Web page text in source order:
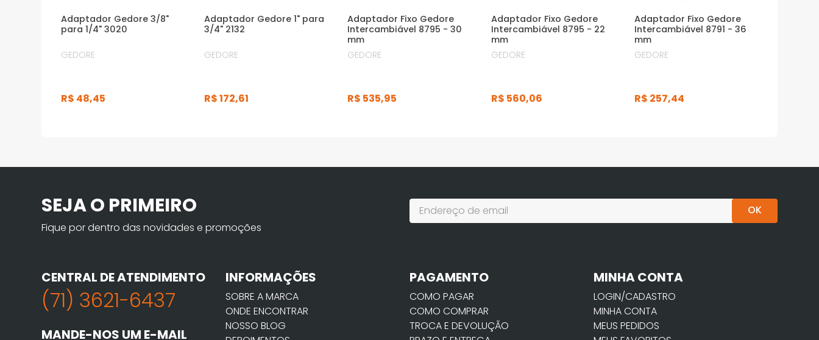
Adaptador Gedore 3/8"
para 1/4" 3020
GEDORE
R$ 48,45
Adaptador Gedore 1" para
3/4" 2132
GEDORE
R$172,61
Adaptador Fixo Gedore
Intercambiável 8795 - 30
mm
GEDORE
R$ 535,95
Adaptador Fixo Gedore
Intercambiável 8795 - 22
mm
GEDORE
R$ 560,06
Adaptador Fixo Gedore
Intercambiável 8791 - 36
mm
GEDORE
R$ 257,44
SEJA O PRIMEIRO
Fique por dentro das novidades e promoções
OK
CENTRAL DE ATENDIMENTO
(71) 3621-6437
MANDE-NOS UM E-MAIL
INFORMAÇÕES
SOBRE A MARCA
ONDE ENCONTRAR
NOSSO BLOG
PAGAMENTO
COMO PAGAR
COMO COMPRAR
TROCA E DEVOLUÇÃO
MINHA CONTA
LOGIN/CADASTRO
MINHA CONTA
MEUS PEDIDOS